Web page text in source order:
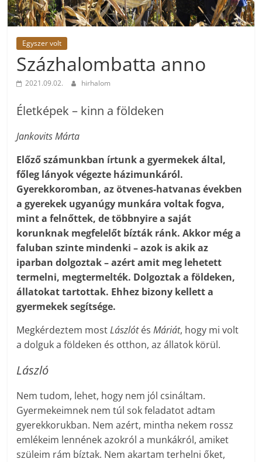
Egyszer volt
Százhalombatta anno
2021.09.02. hirhalom
Életképek – kinn a földeken
Jankovits Márta
Előző számunkban írtunk a gyermekek által,
főleg lányok végezte házimunkáról.
Gyerekkoromban, az ötvenes-hatvanas években
a gyerekek ugyanúgy munkára voltak fogva,
mint a felnőttek, de többnyire a saját
korunknak megfelelőt bízták ránk. Akkor még a
faluban szinte mindenki – azok is akik az
iparban dolgoztak – azért amit meg lehetett
termelni, megtermelték. Dolgoztak a földeken,
állatokat tartottak. Ehhez bizony kellett a
gyermekek segítsége.
Megkérdeztem mostLászlótésMáriát, hogy mi volt
a dolguk a földeken és otthon, az állatok körül.
László
Nem tudom, lehet, hogy nem jól csináltam.
Gyermekeimnek nem túl sok feladatot adtam
gyerekkorukban. Nem azért, mintha nekem rossz
emlékeim lennének azokról a munkákról, amiket
szüleim rám bíztak. Nem akartam terhelni őket,